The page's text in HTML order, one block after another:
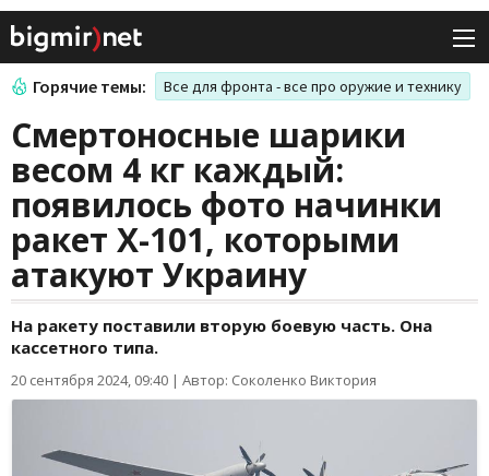
Горячие темы: Все для фронта - все про оружие и технику
Смертоносные шарики
весом 4 кг каждый:
появилось фото начинки
ракет Х-101, которыми
атакуют Украину
На ракету поставили вторую боевую часть. Она
кассетного типа.
20 сентября 2024, 09:40 | Автор: Соколенко Виктория